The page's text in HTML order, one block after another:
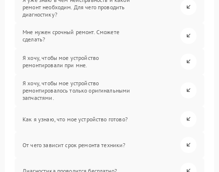
ремонт необходим. Для чего проводить
диагностику?
Мне нужен срочный ремонт. Сможете
сделать?
Я хочу, чтобы мое устройство
ремонтировали при мне.
Я хочу, чтобы мое устройство
ремонтировалось только оригинальными
запчастями.
Как я узнаю, что мое устройство готово?
От чего зависит срок ремонта техники?